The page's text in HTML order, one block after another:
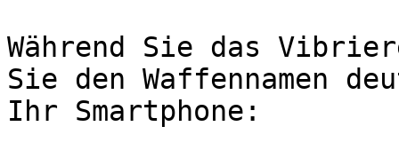
Während Sie das
Sie den Waffennamen
Ihr Smartphone: